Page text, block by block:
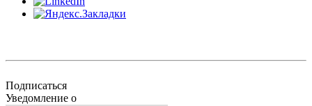
Подписаться
Уведомление о